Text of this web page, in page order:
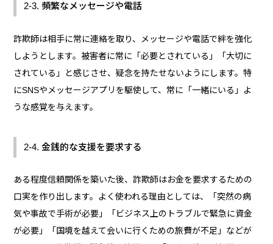
2-3. 頻繁なメッセージや電話
詐欺師は相手に常に連絡を取り、メッセージや電話で絆を強化
しようとします。被害者に常に「必要とされている」「大切に
されている」と感じさせ、疑念を持たせないようにします。特
にSNSやメッセージアプリを駆使して、常に「一緒にいる」よ
うな感覚を与えます。
2-4. 金銭的な支援を要求する
ある程度信頼関係を築いた後、詐欺師はお金を要求するための
口実を作り出します。よく使われる理由としては、「突然の病
気や事故で手術が必要」「ビジネス上のトラブルで緊急に資金
が必要」「国境を越えて会いに行くための旅費が不足」などが